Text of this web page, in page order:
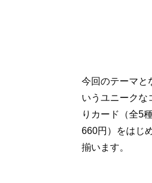
今回のテーマと
いうユニークな
りカード（全5
660円）をはじ
揃います。